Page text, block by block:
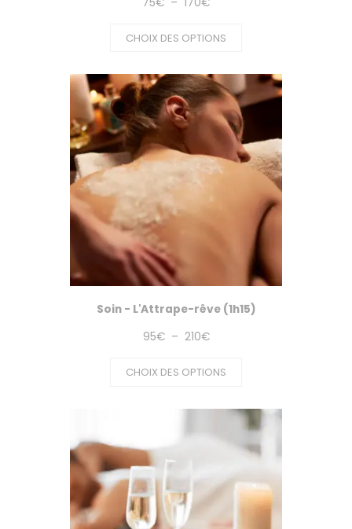
75€
à
170€
CHOIX DES OPTIONS
Soin - L'Attrape-rêve (1h15)
95€ – 210€Plage
CHOIX DES OPTIONS